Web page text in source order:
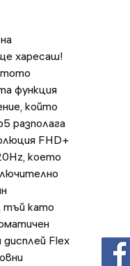
харесаш!
функция
който
разполага
FHD+
което
тъй като
дисплей Flex